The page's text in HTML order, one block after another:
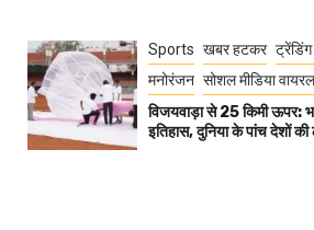
Sports खबर हटकर
मनोरंजन सोशल मीडिया वायरल
विजयवाड़ा से 25 किमी ऊपर:
इतिहास, दुनिया के पांच देशों की